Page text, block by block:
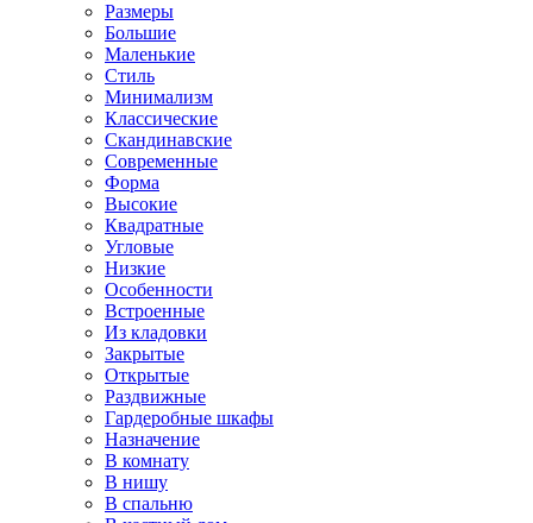
Размеры
Большие
Маленькие
Стиль
Минимализм
Классические
Скандинавские
Современные
Форма
Высокие
Квадратные
Угловые
Низкие
Особенности
Встроенные
Из кладовки
Закрытые
Открытые
Раздвижные
Гардеробные шкафы
Назначение
В комнату
В нишу
В спальню